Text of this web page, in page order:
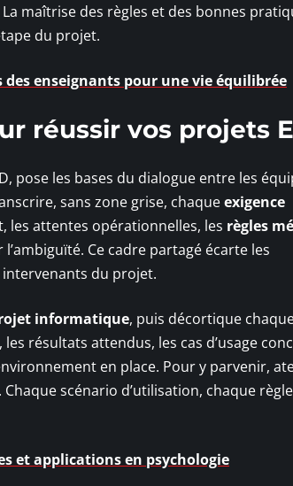
maîtrise des règles et des bonnes
du projet.
enseignants pour une vie équilibrée
réussir vos projets
pose les bases du dialogue entre les
sans zone grise, chaqueexigence
les attentes opérationnelles, les règles
Ce cadre partagé écarte les
du projet.
informatique, puis décortique
résultats attendus, les cas d’usage
en place. Pour y parvenir,
scénario d’utilisation, chaque
et applications en psychologie